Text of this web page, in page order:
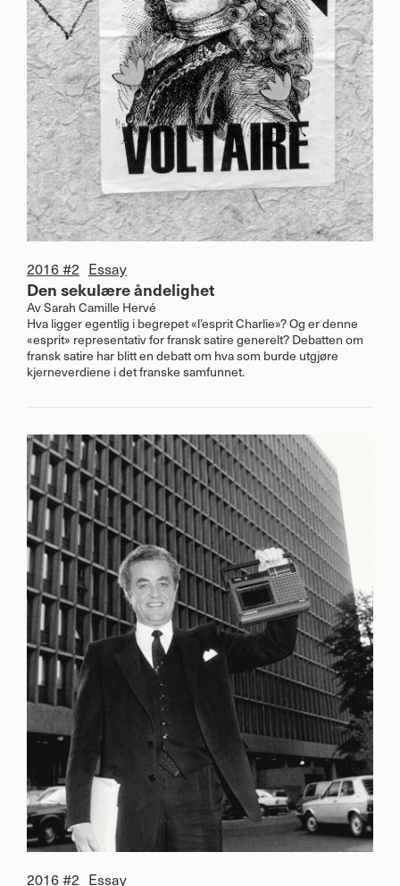
2016 #2 Essay
Den sekulære åndelighet
AvSarah Camille Hervé
Hva ligger egentlig i begrepet «l’esprit Charlie»? Og er denne
«esprit» representativ for fransk satire generelt? Debatten om
fransk satire har blitt en debatt om hva som burde utgjøre
kjerneverdiene i det franske samfunnet.
2016 #2 Essay